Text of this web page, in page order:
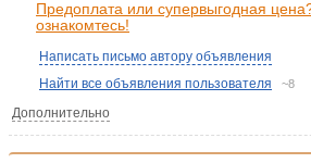
Предоплата или супервыгодная
ознакомтесь!
Написать письмо автору объявления
Найти все объявления пользователя
~8
Дополнительно